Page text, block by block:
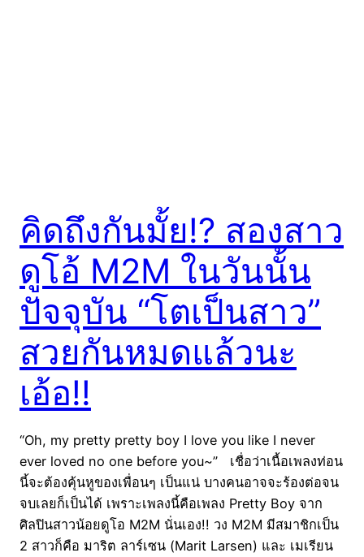
คิดถึงกันมั้ย!? สองสาว
ดูโอ้ M2M ในวันนั้น
ปัจจุบัน “โตเป็นสาว”
สวยกันหมดแล้วนะ
เอ้อ!!
“Oh, my pretty pretty boy I love you like I never
ever loved no one before you~” เชื่อว่าเนื้อเพลงท่อน
นี้จะต้องคุ้นหูของเพื่อนๆ เป็นแน่ บางคนอาจจะร้องต่อจน
จบเลยก็เป็นได้ เพราะเพลงนี้คือเพลง Pretty Boy จาก
ศิลปินสาวน้อยดูโอ M2M นั่นเอง!! วง M2M มีสมาชิกเป็น
2 สาวก็คือ มาริต ลาร์เซน (Marit Larsen) และ เมเรียน